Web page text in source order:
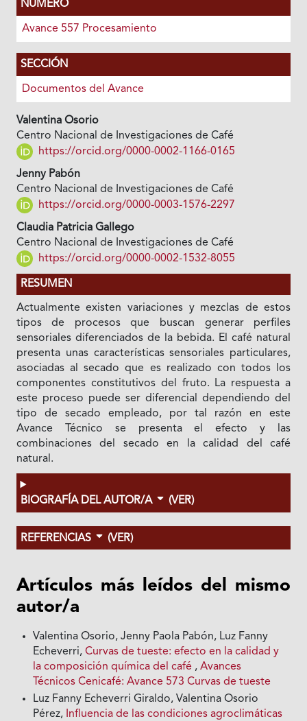
NÚMERO
Avance 557 Procesamiento
SECCIÓN
Documentos del Avance
Valentina Osorio
Centro Nacional de Investigaciones de Café
https://orcid.org/0000-0002-1166-0165
Jenny Pabón
Centro Nacional de Investigaciones de Café
https://orcid.org/0000-0003-1576-2297
Claudia Patricia Gallego
Centro Nacional de Investigaciones de Café
https://orcid.org/0000-0002-1532-8055
RESUMEN
Actualmente existen variaciones y mezclas de estos
tipos de procesos que buscan generar perfiles
sensoriales diferenciados de la bebida. El café natural
presenta unas características sensoriales particulares,
asociadas al secado que es realizado con todos los
componentes constitutivos del fruto. La respuesta a
este proceso puede ser diferencial dependiendo del
tipo de secado empleado, por tal razón en este
Avance Técnico se presenta el efecto y las
combinaciones del secado en la calidad del café
natural.
BIOGRAFÍA DEL AUTOR/A (VER)
REFERENCIAS (VER)
Artículos más leídos del mismo
autor/a
Valentina Osorio, Jenny Paola Pabón, Luz Fanny
Echeverri,Curvas de tueste: efecto en la calidad y
la composición química del café ,Avances
Técnicos Cenicafé: Avance 573 Curvas de tueste
Luz Fanny Echeverri Giraldo, Valentina Osorio
Pérez, Influencia de las condiciones agroclimáticas